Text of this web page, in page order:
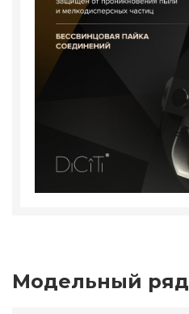
Модельный ряд